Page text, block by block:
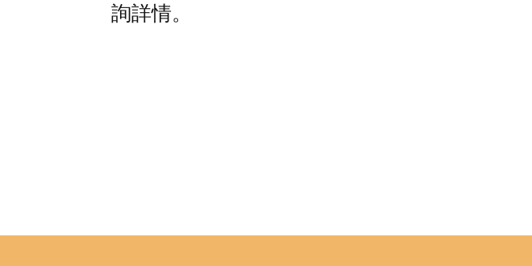
詢詳情。